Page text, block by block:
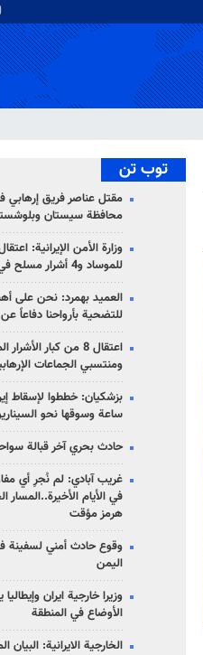
توب تن
مقتل عناصر فريق
محافظة سيستان
للموساد و4 أشرار مسلح في كرمان
العميد بهمرد: نحن على
للتضحية بأرواحنا دفاعاً
اعتقال 8 من كبار
ومنتسبي الجماعات
ساعة وسوقها نحو
حادث بحري آخر قبالة
غريب آبادي: لم نُجرِ أي
في الأيام
هرمز مؤقت
وقوع حادث أمني
اليمن
وزيرا خارجية ايران
الأوضاع في المنطقة
الخارجية الايرانية: